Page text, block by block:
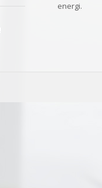
energi.